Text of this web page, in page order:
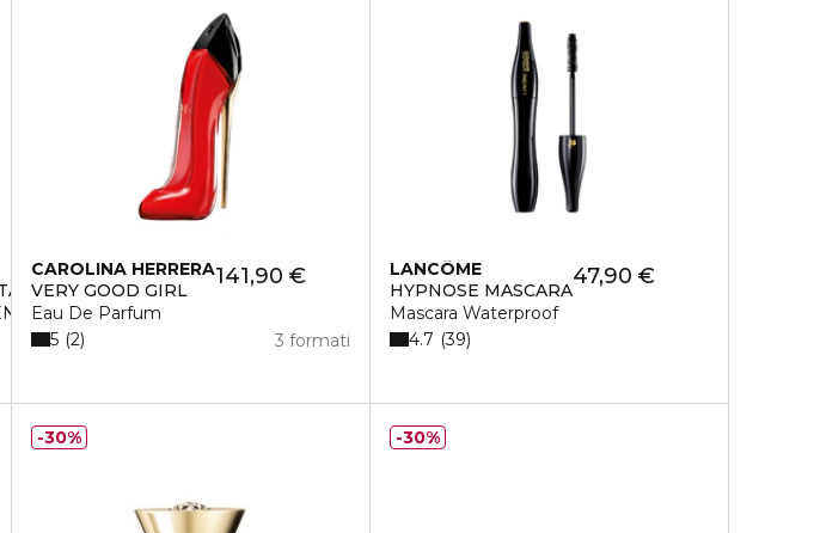
RIPARATORE
CAROLINA HERRERA
VERY GOOD GIRL
Eau De Parfum
141,90 €
3 formati
5 2
LANCÔME
HYPNOSE MASCARA
Mascara Waterproof
47,90 €
4.7 39
30% 30%